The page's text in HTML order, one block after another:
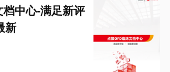
中心-满足新评
新